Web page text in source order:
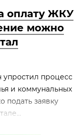
оплату ЖКУ
можно
процесс
и коммунальных
подать заявку